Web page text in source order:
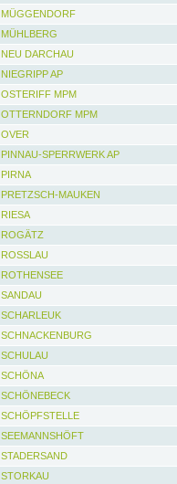
MÜGGENDORF
MÜHLBERG
NEU DARCHAU
NIEGRIPP AP
OSTERIFF MPM
OTTERNDORF MPM
OVER
PINNAU-SPERRWERK AP
PIRNA
PRETZSCH-MAUKEN
RIESA
ROGÄTZ
ROSSLAU
ROTHENSEE
SANDAU
SCHARLEUK
SCHNACKENBURG
SCHULAU
SCHÖNA
SCHÖNEBECK
SCHÖPFSTELLE
SEEMANNSHÖFT
STADERSAND
STORKAU